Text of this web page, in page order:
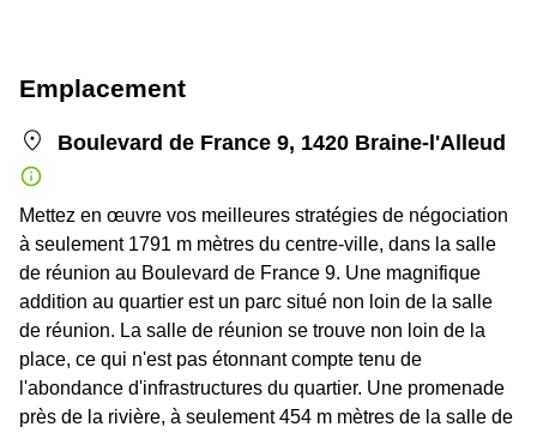
Emplacement
Boulevard de France 9, 1420 Braine-l'Alleud
Mettez en œuvre vos meilleures stratégies de négociation
à seulement 1791 m mètres du centre-ville, dans la salle
de réunion au Boulevard de France 9. Une magnifique
addition au quartier est un parc situé non loin de la salle
de réunion. La salle de réunion se trouve non loin de la
place, ce qui n'est pas étonnant compte tenu de
l'abondance d'infrastructures du quartier. Une promenade
près de la rivière, à seulement 454 m mètres de la salle de